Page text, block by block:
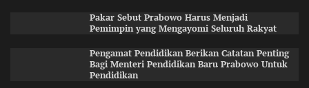
Pakar Sebut Prabowo Harus Menjadi
Pemimpin yang Mengayomi Seluruh Rakyat
Pengamat Pendidikan Berikan Catatan Penting
Bagi Menteri Pendidikan Baru Prabowo Untuk
Pendidikan